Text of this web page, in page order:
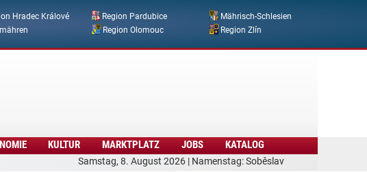
Hradec Králové Region Pardubice
Mährisch-Schlesien
Region Olomouc Region Zlín
Samstag, 8. August 2026 | Namenstag: Soběslav
KULTUR MARKTPLATZ JOBS KATALOG